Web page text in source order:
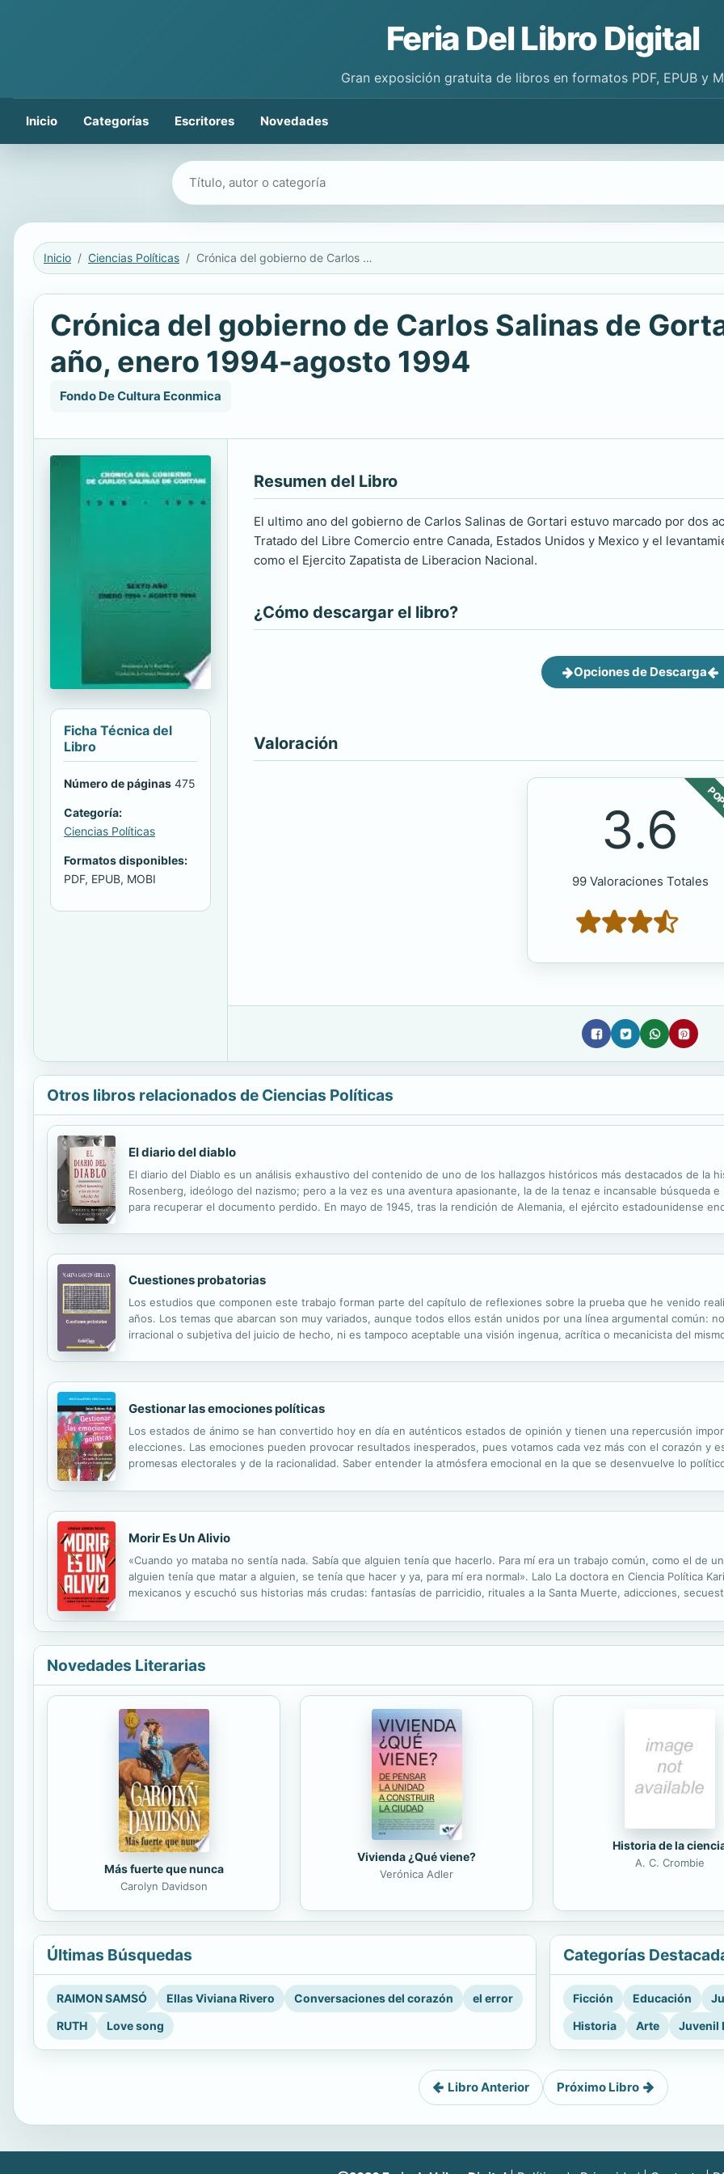
Feria Del Libro Digital
Gran exposición gratuita de libros en formatos PDF, EPUB y
Inicio Categorías Escritores Novedades
Buscar libros
Inicio Ciencias Políticas Crónica del gobierno de Carlos Salinas de Gortari, 1988-1994: Sexto año, enero 1994-agosto 1994
Crónica del gobierno de Carlos Salinas de
año, enero 1994-agosto 1994
Fondo De Cultura Econmica
Ficha Técnica del
Libro
Número de páginas 475
Categoría:
Ciencias Políticas
Formatos disponibles:
PDF, EPUB, MOBI
Resumen del Libro
El ultimo ano del gobierno de Carlos Salinas de Gortari estuvo marcado por dos
Tratado del Libre Comercio entre Canada, Estados Unidos y Mexico y el
como el Ejercito Zapatista de Liberacion Nacional.
¿Cómo descargar el libro?
Opciones de Descarga
Valoración
3.6
99 Valoraciones Totales
Otros libros relacionados de Ciencias Políticas
El diario del diablo
El diario del Diablo es un análisis exhaustivo del contenido de uno de los hallazgos históricos más destacados de la
Rosenberg, ideólogo del nazismo; pero a la vez es una aventura apasionante, la de la tenaz e incansable búsqueda
para recuperar el documento perdido. En mayo de 1945, tras la rendición de Alemania, el ejército estadounidense
Cuestiones probatorias
Los estudios que componen este trabajo forman parte del capítulo de reflexiones sobre la prueba que he venido
años. Los temas que abarcan son muy variados, aunque todos ellos están unidos por una línea argumental común:
irracional o subjetiva del juicio de hecho, ni es tampoco aceptable una visión ingenua, acrítica o mecanicista del
Gestionar las emociones políticas
Los estados de ánimo se han convertido hoy en día en auténticos estados de opinión y tienen una repercusión
elecciones. Las emociones pueden provocar resultados inesperados, pues votamos cada vez más con el corazón y
promesas electorales y de la racionalidad. Saber entender la atmósfera emocional en la que se desenvuelve lo
Morir Es Un Alivio
«Cuando yo mataba no sentía nada. Sabía que alguien tenía que hacerlo. Para mí era un trabajo común, como el de
alguien tenía que matar a alguien, se tenía que hacer y ya, para mí era normal». Lalo La doctora en Ciencia Política
mexicanos y escuchó sus historias más crudas: fantasías de parricidio, rituales a la Santa Muerte, adicciones,
Novedades Literarias
Más fuerte que nunca
Carolyn Davidson
Vivienda ¿Qué viene?
Verónica Adler
Historia de la
A. C. Crombie
Últimas Búsquedas
RAIMON SAMSÓ Ellas Viviana Rivero Conversaciones del corazón
el error
RUTH
Love song
Categorías
Ficción Educación
Historia
Arte Juvenil
Libro Anterior Próximo Libro